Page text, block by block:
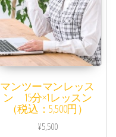
マンツーマンレッス
ン 15分×1レッスン
（税込：5,500円）
¥5,500